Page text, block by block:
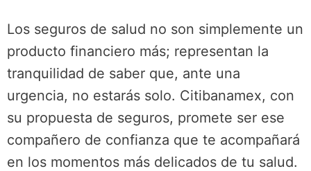
Los seguros de salud no son simplemente un
producto financiero más; representan la
tranquilidad de saber que, ante una
urgencia, no estarás solo. Citibanamex, con
su propuesta de seguros, promete ser ese
compañero de confianza que te acompañará
en los momentos más delicados de tu salud.